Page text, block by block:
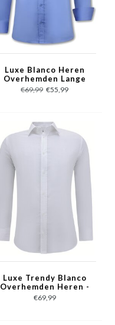
Luxe Blanco Heren
Overhemden Lange
Mouw - Slim Fit - 3082
- Blauw
€69,99 €55,99
Luxe Trendy Blanco
Overhemden Heren -
Slim Fit - 3079 - Wit
€69,99